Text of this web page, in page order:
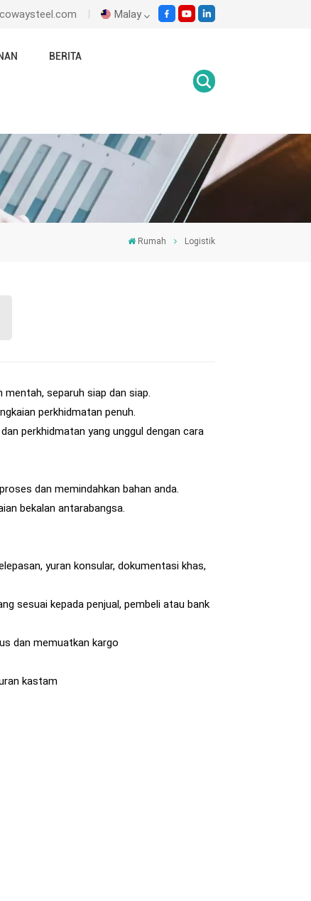
Malay
Español
اللغة العربية
हिंदी
BERITA
Rumah Logistik
separuh siap dan siap.
perkhidmatan penuh.
perkhidmatan yang unggul dengan cara
dan memindahkan bahan anda.
bekalan antarabangsa.
yuran konsular, dokumentasi khas,
sesuai kepada penjual, pembeli atau bank
dan memuatkan kargo
kastam